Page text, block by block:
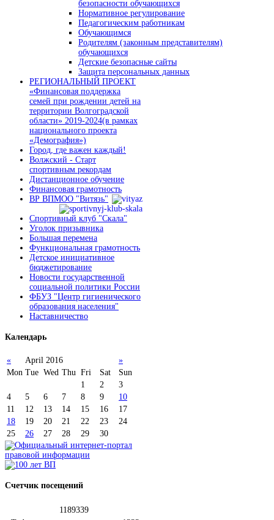
безопасности обучающихся
Нормативное регулирование
Педагогическим работникам
Обучающимся
Родителям (законным представителям)
обучающихся
Детские безопасные сайты
Защита персональных данных
РЕГИОНАЛЬНЫЙ ПРОЕКТ
«Финансовая поддержка
семей при рождении детей на
территории Волгоградской
области» 2019-2024(в рамках
национального проекта
«Демография»)
Город, где важен каждый!
Волжский - Старт
спортивным рекордам
Дистанционное обучение
Финансовая грамотность
ВР ВПМОО "Витязь"
Спортивный клуб "Скала"
Уголок призывника
Большая перемена
Функциональная грамотность
Детское инициативное
бюджетирование
Новости государственной
социальной политики России
ФБУЗ "Центр гигиенического
образования населения"
Наставничество
Календарь
« April 2016
»
Mon Tue Wed Thu Fri Sat
Sun
1
2
3
4
5 6 7 8 9
10
11
12 13 14 15 16
17
18
19 20 21 22 23
24
25
26 27 28 29 30
Счетчик посещений
1 1 89339